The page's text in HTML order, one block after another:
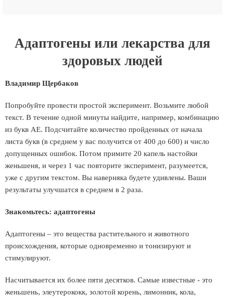
Адаптогены или лекарства для
здоровых людей
Владимир Щербаков
Попробуйте провести простой эксперимент. Возьмите любой
текст. В течение одной минуты найдите, например, комбинацию
из букв АЕ. Подсчитайте количество пройденных от начала
листа букв (в среднем у вас получится от 400 до 600) и число
допущенных ошибок. Потом примите 20 капель настойки
женьшеня, и через 1 час повторите эксперимент, разумеется,
уже с другим текстом. Вы наверняка будете удивлены. Ваши
результаты улучшатся в среднем в 2 раза.
Знакомьтесь: адаптогены
Адаптогены – это вещества растительного и животного
происхождения, которые одновременно и тонизируют и
стимулируют.
Насчитывается их более пяти десятков. Самые известные - это
женьшень, элеутерококк, золотой корень, лимонник, кола,